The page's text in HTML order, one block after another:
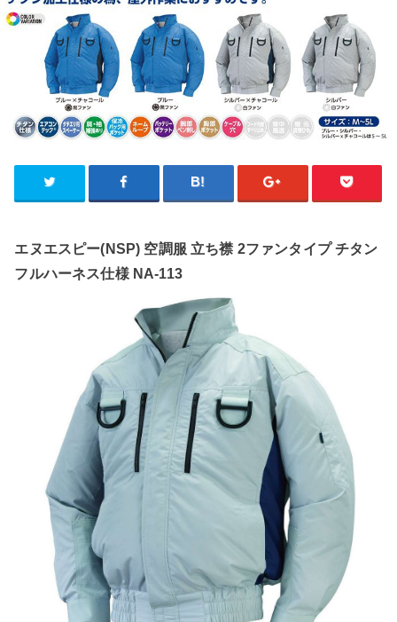
エヌエスピー(NSP) 空調服 立ち襟 2ファンタイプ チタン
フルハーネス仕様 NA-113